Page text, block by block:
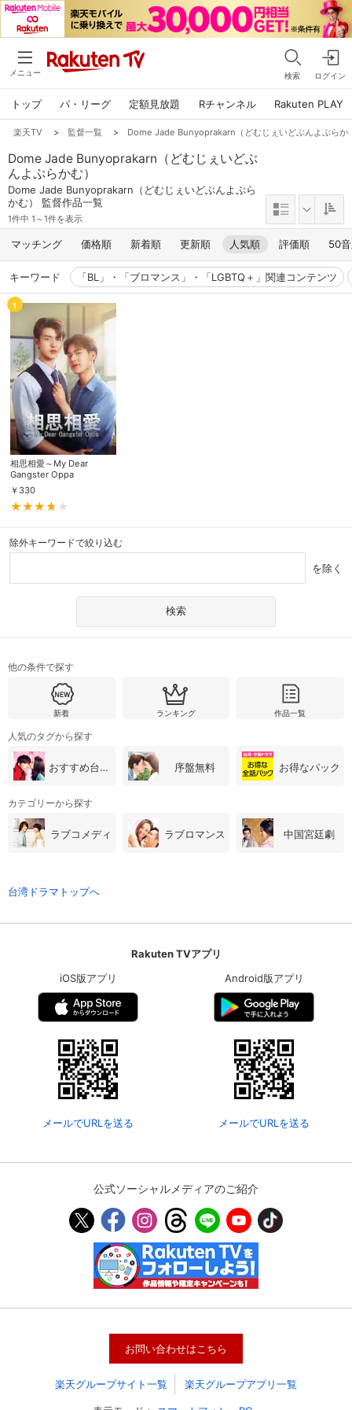
メニュー 検索 ログイン
トップ パ・リーグ 定額見放題 Rチャンネル Rakuten PLAY
会員情報
ジットカード情報の変更が可能です。
楽天TV > 監督一覧 > Dome Jade Bunyoprakarn（どむじぇいどぶんよぷらか
Dome Jade Bunyoprakarn（どむじぇいどぶ
んよぷらかむ）
Dome Jade Bunyoprakarn（どむじぇいどぶんよぷら
かむ） 監督作品一覧
1件中 1～1件を表示
マッチング 価格順 新着順 更新順 人気順 評価順 50
キーワード 「BL」・「ブロマンス」・「LGBTQ＋」関連コンテンツ
1
相思相愛～My Dear
Gangster Oppa
￥ 330
除外キーワードで絞り込む
を除く
他の条件で探す
新着 ランキング 作品一覧
人気のタグから探す
おすすめ台湾・中国ドラマ 序盤無料 お得なパック
カテゴリーから探す
ラブコメディ ラブロマンス 中国宮廷劇
台湾ドラマトップへ
Rakuten TVアプリ
iOS版アプリ
メールでURLを送る
Android版アプリ
メールでURLを送る
公式ソーシャルメディアのご紹介
お問い合わせはこちら
楽天グループサイト一覧 楽天グループアプリ一覧